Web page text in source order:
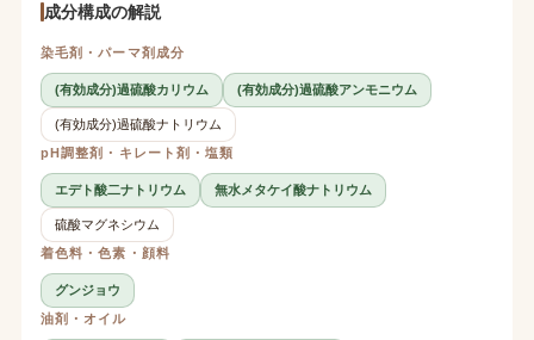
成分構成の解説
染毛剤・パーマ剤成分
(有効成分)過硫酸カリウム (有効成分)過硫酸アンモニウム
(有効成分)過硫酸ナトリウム
pH調整剤・キレート剤・塩類
エデト酸二ナトリウム 無水メタケイ酸ナトリウム
硫酸マグネシウム
着色料・色素・顔料
グンジョウ
油剤・オイル